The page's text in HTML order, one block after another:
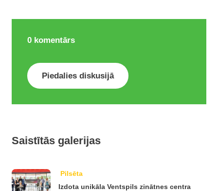
0 komentārs
Piedalies diskusijā
Saistītās galerijas
Pilsēta
Izdota unikāla Ventspils zinātnes centra